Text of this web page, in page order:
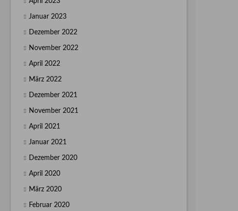
Januar 2023
Dezember 2022
November 2022
April 2022
März 2022
Dezember 2021
November 2021
April 2021
Januar 2021
Dezember 2020
April 2020
März 2020
Februar 2020